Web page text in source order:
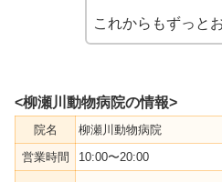
これからもずっと
<柳瀬川動物病院の情報>
院名
柳瀬川動物病院
営業時間
10:00〜20:00